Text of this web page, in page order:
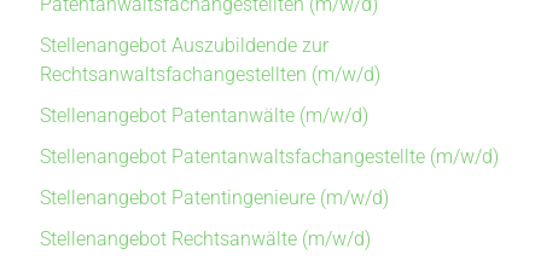
Stellenangebot Auszubildende zur
Rechtsanwaltsfachangestellten (m/w/d)
Stellenangebot Patentanwälte (m/w/d)
Stellenangebot Patentanwaltsfachangestellte (m/w/d)
Stellenangebot Patentingenieure (m/w/d)
Stellenangebot Rechtsanwälte (m/w/d)